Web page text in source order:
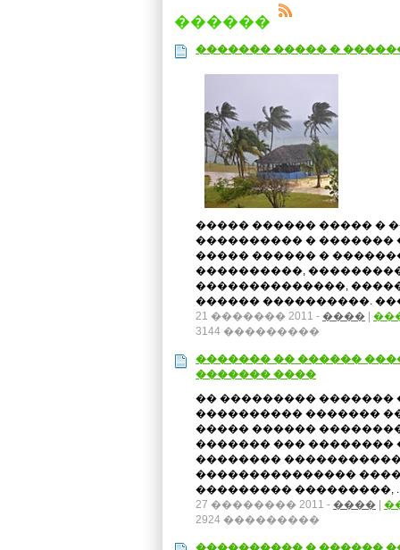
������
������� ����� �
����� ������ ����� �
���������� � �������
����� ������ �
����������,
��������������,
������ ����������.
21 ������� 2011 - ����
3144 ���������
������� �� ������
������� ����
�� ��������� �������
���������� �������
����� ������
������� ��� ��������
��������
���������������
��������� ���������,
27 �������� 2011 - ����
2924 ���������
���������� � ������